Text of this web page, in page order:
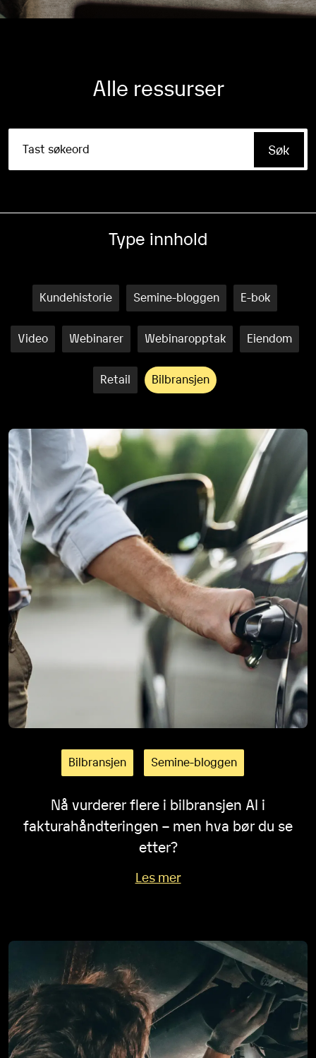
Alle ressurser
Type innhold
Kundehistorie Semine-bloggen E-bok
Video Webinarer Webinaropptak Eiendom
Retail Bilbransjen
Bilbransjen Semine-bloggen
Nå vurderer flere i bilbransjen AI i
fakturahåndteringen – men hva bør du se
etter?
Les mer